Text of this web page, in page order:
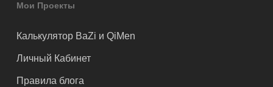
Мои Проекты
Калькулятор BaZi и QiMen
Личный Кабинет
Правила блога